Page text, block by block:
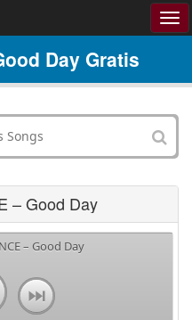
Day Gratis
– Good Day
– Good Day